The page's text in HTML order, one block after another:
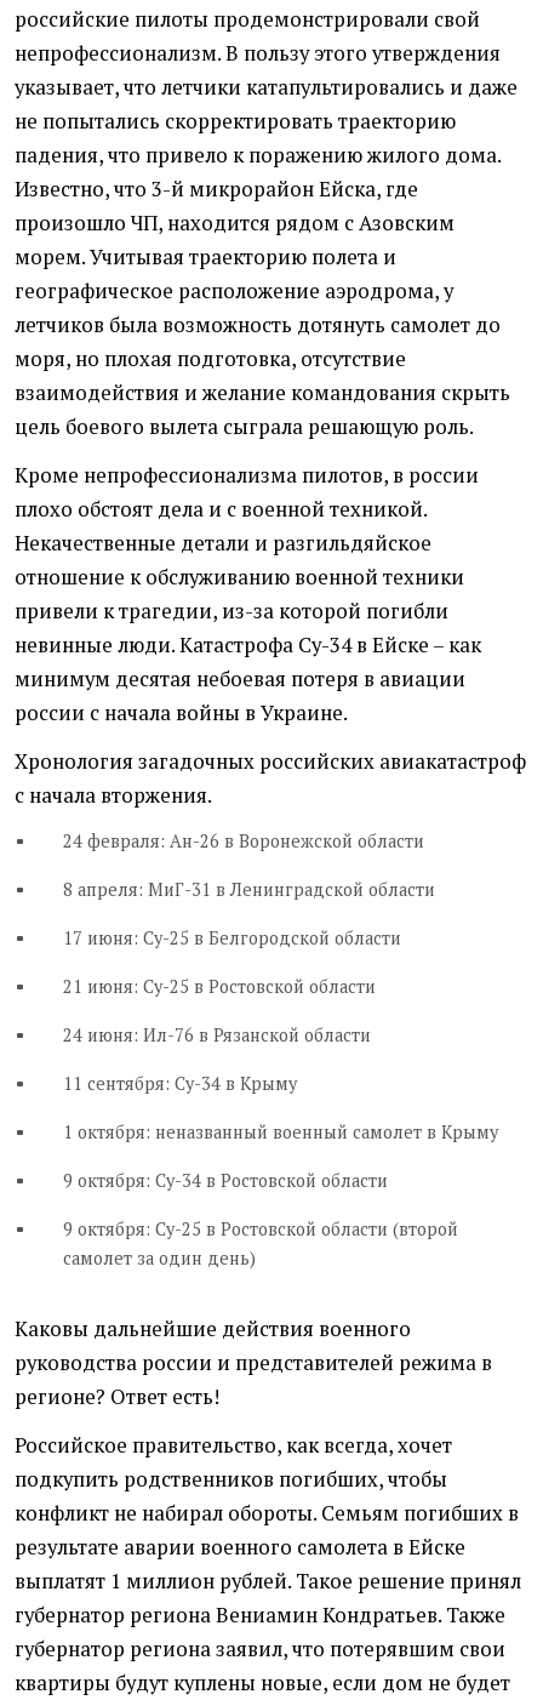
российские пилоты продемонстрировали свой
непрофессионализм. В пользу этого утверждения
указывает, что летчики катапультировались и даже
не попытались скорректировать траекторию
падения, что привело к поражению жилого дома.
Известно, что 3-й микрорайон Ейска, где
произошло ЧП, находится рядом с Азовским
морем. Учитывая траекторию полета и
географическое расположение аэродрома, у
летчиков была возможность дотянуть самолет до
моря, но плохая подготовка, отсутствие
взаимодействия и желание командования скрыть
цель боевого вылета сыграла решающую роль.
Кроме непрофессионализма пилотов, в россии
плохо обстоят дела и с военной техникой.
Некачественные детали и разгильдяйское
отношение к обслуживанию военной техники
привели к трагедии, из-за которой погибли
невинные люди. Катастрофа Су-34 в Ейске – как
минимум десятая небоевая потеря в авиации
россии с начала войны в Украине.
Хронология загадочных российских авиакатастроф
с начала вторжения.
24 февраля: Ан-26 в Воронежской области
8 апреля: МиГ-31 в Ленинградской области
17 июня: Су-25 в Белгородской области
21 июня: Су-25 в Ростовской области
24 июня: Ил-76 в Рязанской области
11 сентября: Су-34 в Крыму
1 октября: неназванный военный самолет в Крыму
9 октября: Су-34 в Ростовской области
9 октября: Су-25 в Ростовской области (второй
самолет за один день)
Каковы дальнейшие действия военного
руководства россии и представителей режима в
регионе? Ответ есть!
Российское правительство, как всегда, хочет
подкупить родственников погибших, чтобы
конфликт не набирал обороты. Семьям погибших в
результате аварии военного самолета в Ейске
выплатят 1 миллион рублей. Такое решение принял
губернатор региона Вениамин Кондратьев. Также
губернатор региона заявил, что потерявшим свои
квартиры будут куплены новые, если дом не будет